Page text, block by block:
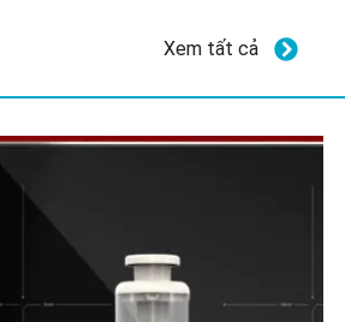
Xem tất cả